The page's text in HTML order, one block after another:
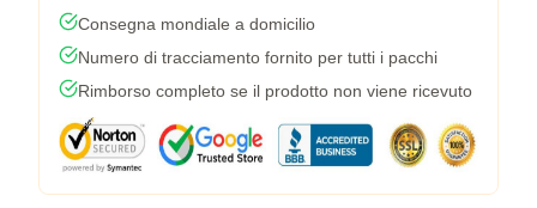
Consegna mondiale a domicilio
Numero di tracciamento fornito per tutti i pacchi
Rimborso completo se il prodotto non viene ricevuto